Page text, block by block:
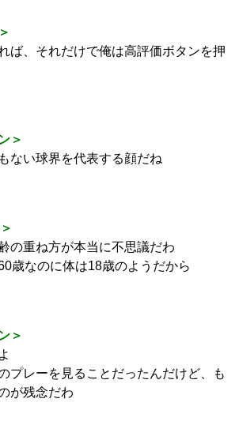
ば、それだけで俺は高評価ボタンを押
＞
ない球界を代表する顔だね
重ね方が本当に不思議だわ
なのに体は18歳のようだから
＞
プレーを見ることだったんだけど、も
が残念だわ